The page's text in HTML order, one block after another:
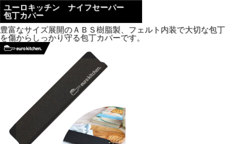
ユーロキッチン ナイフセーバー
包丁カバー
豊富なサイズ展開のＡＢＳ樹脂製、フェルト内装で大切な包丁
を傷からしっかり守る包丁カバーです。